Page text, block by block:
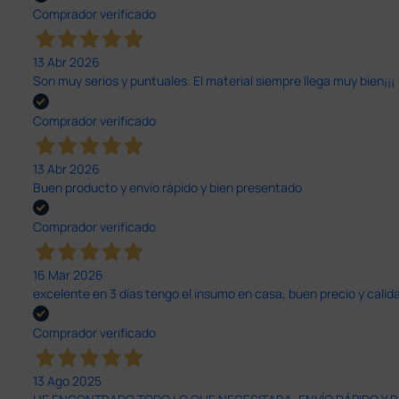
Comprador verificado
13 Abr 2026
Son muy serios y puntuales. El material siempre llega muy bien¡¡¡
Comprador verificado
13 Abr 2026
Buen producto y envío rápido y bien presentado
Comprador verificado
16 Mar 2026
excelente en 3 días tengo el insumo en casa, buen precio y
Comprador verificado
13 Ago 2025